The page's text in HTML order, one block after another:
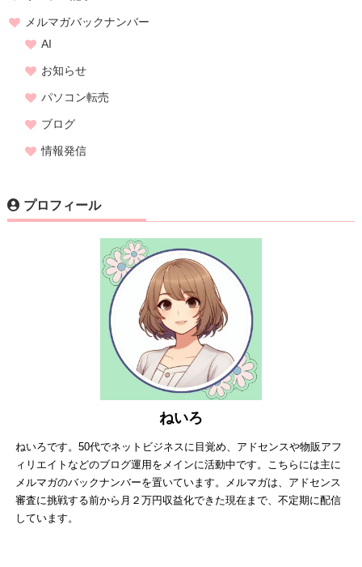
メルマガバックナンバー
AI
お知らせ
パソコン転売
ブログ
情報発信
プロフィール
ねいろ
ねいろです。50代でネットビジネスに目覚め、アドセンスや物販アフ
ィリエイトなどのブログ運用をメインに活動中です。こちらには主に
メルマガのバックナンバーを置いています。メルマガは、アドセンス
審査に挑戦する前から月２万円収益化できた現在まで、不定期に配信
しています。